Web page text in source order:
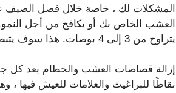
المشكلات لك ، خاصة خلال فصل الصيف
العشب الخاص بك أو يكافح من أجل
يتراوح من 3 إلى 4 بوصات. هذا سوف يثبط نشاط الآفات دون التضحية بصحة العشب.
إزالة قصاصات العشب والحطام بعد كل
نقاطًا للبراغيث والعلامات للعيش فيها